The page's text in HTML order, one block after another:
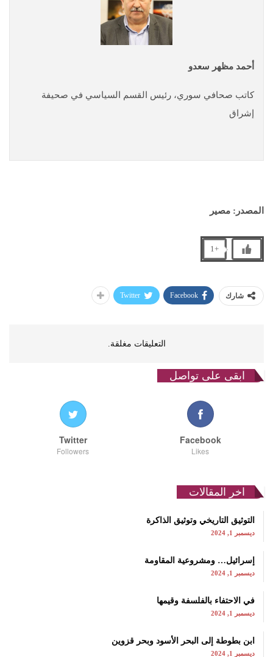
أحمد مظهر سعدو
كاتب صحافي سوري، رئيس القسم السياسي في صحيفة
إشراق
المصدر: مصير
+1
شارك Facebook
Twitter
التعليقات مغلقة.
ابقى على تواصل
Facebook
Likes
Twitter
Followers
اخر المقالات
التوثيق التاريخي وتوثيق الذاكرة
ديسمبر 1, 2024
إسرائيل… ومشروعية المقاومة
ديسمبر 1, 2024
في الاحتفاء بالفلسفة وقيمها
ديسمبر 1, 2024
ابن بطوطة إلى البحر الأسود وبحر قزوين
ديسمبر 1, 2024